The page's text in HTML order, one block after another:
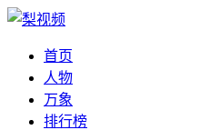
首页
人物
万象
排行榜